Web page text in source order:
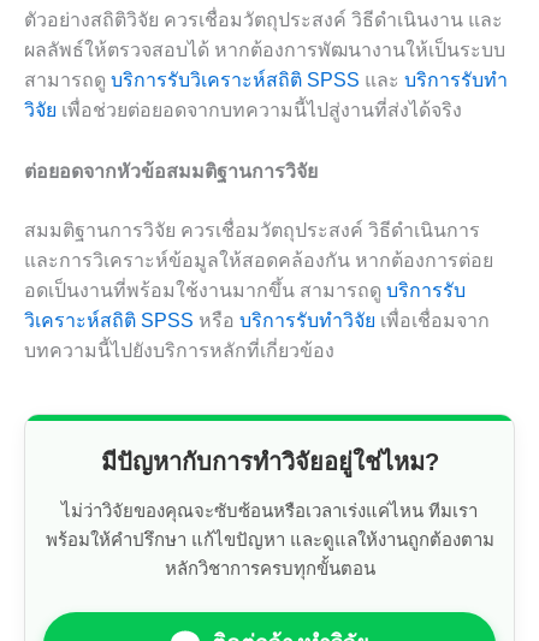
ตัวอย่างสถิติวิจัย ควรเชื่อมวัตถุประสงค์ วิธีดำเนินงาน และ
ผลลัพธ์ให้ตรวจสอบได้ หากต้องการพัฒนางานให้เป็นระบบ
สามารถดู บริการรับวิเคราะห์สถิติ SPSS และ บริการรับทำ
วิจัย เพื่อช่วยต่อยอดจากบทความนี้ไปสู่งานที่ส่งได้จริง
ต่อยอดจากหัวข้อสมมติฐานการวิจัย
สมมติฐานการวิจัย ควรเชื่อมวัตถุประสงค์ วิธีดำเนินการ
และการวิเคราะห์ข้อมูลให้สอดคล้องกัน หากต้องการต่อย
อดเป็นงานที่พร้อมใช้งานมากขึ้น สามารถดู บริการรับ
วิเคราะห์สถิติ SPSS หรือ บริการรับทำวิจัย เพื่อเชื่อมจาก
บทความนี้ไปยังบริการหลักที่เกี่ยวข้อง
มีปัญหากับการทำวิจัยอยู่ใช่ไหม?
ไม่ว่าวิจัยของคุณจะซับซ้อนหรือเวลาเร่งแค่ไหน ทีมเรา
พร้อมให้คำปรึกษา แก้ไขปัญหา และดูแลให้งานถูกต้องตาม
หลักวิชาการครบทุกขั้นตอน